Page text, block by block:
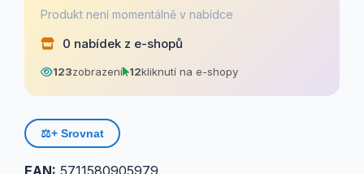
Produkt není momentálně v nabídce
0 nabídek z e-shopů
123zobrazení 12kliknutí na e-shopy
⚖️+ Srovnat
EAN: 5711580905979